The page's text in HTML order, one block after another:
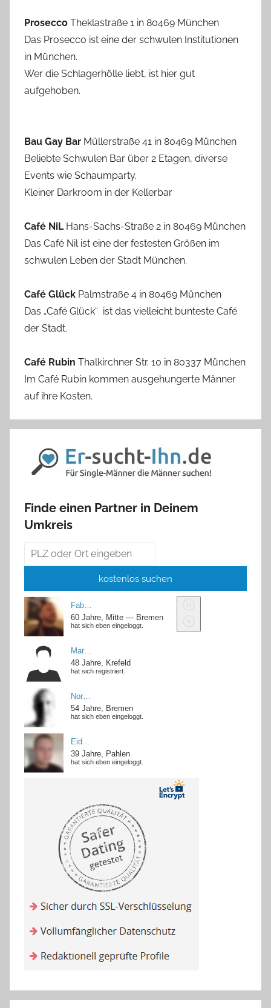
Prosecco Theklastraße 1 in 80469 München
Das Prosecco ist eine der schwulen Institutionen
in München.
Wer die Schlagerhölle liebt, ist hier gut
aufgehoben.
Bau Gay Bar Müllerstraße 41 in 80469 München
Beliebte Schwulen Bar über 2 Etagen, diverse
Events wie Schaumparty.
Kleiner Darkroom in der Kellerbar
Café NiLHans-Sachs-Straße 2 in 80469 München
Das Café Nil ist eine der festesten Größen im
schwulen Leben der Stadt München.
Café Glück Palmstraße 4 in 80469 München
Das „Café Glück“ ist das vielleicht bunteste Café
der Stadt.
Café Rubin Thalkirchner Str. 10 in 80337 München
Im Café Rubin kommen ausgehungerte Männer
auf ihre Kosten.
Finde einen Partner in Deinem
Umkreis